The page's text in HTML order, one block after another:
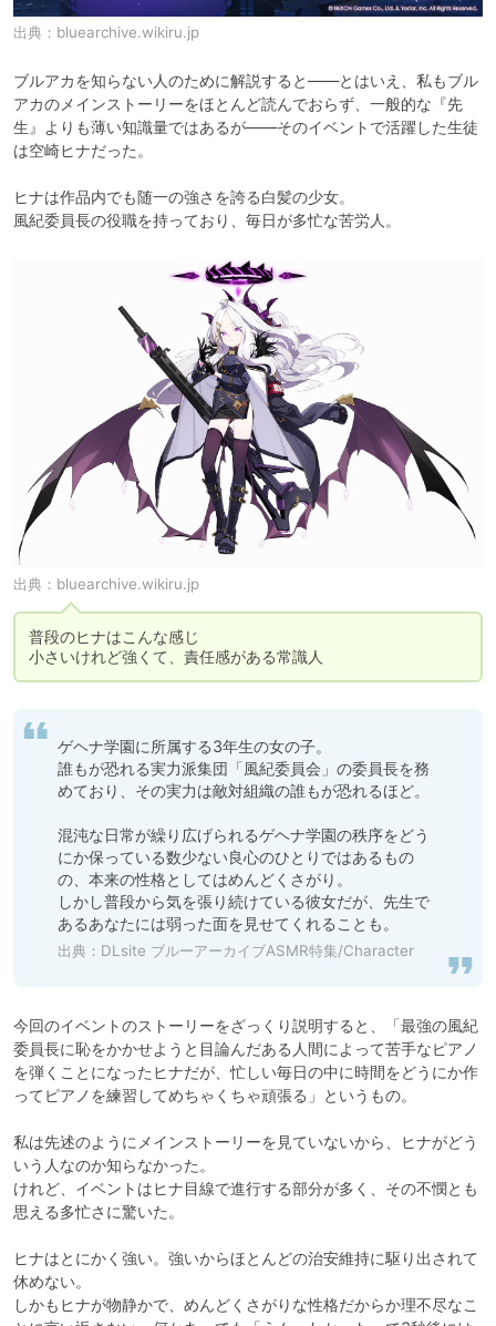
出典： bluearchive.wikiru.jp
ブルアカを知らない人のために解説すると――とはいえ、私もブル
アカのメインストーリーをほとんど読んでおらず、一般的な『先
生』よりも薄い知識量ではあるが――そのイベントで活躍した生徒
は空崎ヒナだった。
ヒナは作品内でも随一の強さを誇る白髪の少女。
風紀委員長の役職を持っており、毎日が多忙な苦労人。
出典： bluearchive.wikiru.jp
普段のヒナはこんな感じ
小さいけれど強くて、責任感がある常識人
ゲヘナ学園に所属する3年生の女の子。
誰もが恐れる実力派集団「風紀委員会」の委員長を務
めており、その実力は敵対組織の誰もが恐れるほど。
混沌な日常が繰り広げられるゲヘナ学園の秩序をどう
にか保っている数少ない良心のひとりではあるもの
の、本来の性格としてはめんどくさがり。
しかし普段から気を張り続けている彼女だが、先生で
あるあなたには弱った面を見せてくれることも。
出典： DLsite ブルーアーカイブASMR特集/Character
今回のイベントのストーリーをざっくり説明すると、「最強の風紀
委員長に恥をかかせようと目論んだある人間によって苦手なピアノ
を弾くことになったヒナだが、忙しい毎日の中に時間をどうにか作
ってピアノを練習してめちゃくちゃ頑張る」というもの。
私は先述のようにメインストーリーを見ていないから、ヒナがどう
いう人なのか知らなかった。
けれど、イベントはヒナ目線で進行する部分が多く、その不憫とも
思える多忙さに驚いた。
ヒナはとにかく強い。強いからほとんどの治安維持に駆り出されて
休めない。
しかもヒナが物静かで、めんどくさがりな性格だからか理不尽なこ